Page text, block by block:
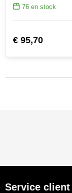
76en stock
€ 95,70
Service client